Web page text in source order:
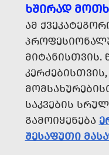
ᲮᲨᲘᲠᲐᲓ
ᲐᲛ
ᲛᲘᲢᲐᲜᲘᲡᲗᲕᲘᲡ.
ᲡᲐᲙᲕᲔᲑᲘᲡ
ᲒᲐᲛᲝᲘᲧᲔᲜᲔᲑᲐ
ᲨᲔᲡᲐᲤᲣᲗᲘ